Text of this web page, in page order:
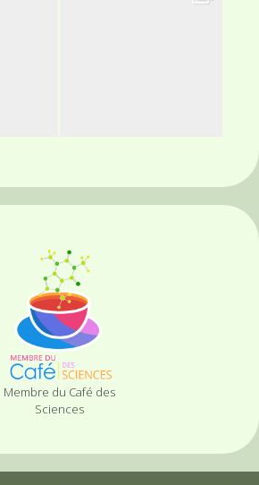
Membre du Café des
Sciences